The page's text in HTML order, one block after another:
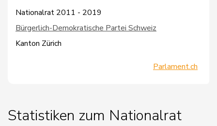
Nationalrat 2011 - 2019
Bürgerlich-Demokratische Partei Schweiz
Kanton Zürich
Parlament.ch
Statistiken zum Nationalrat